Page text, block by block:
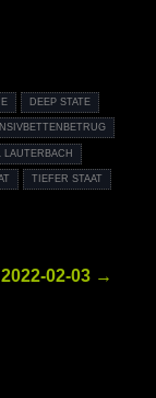
DEEP STATE
LAUTERBACH
TIEFER STAAT
02-03 →